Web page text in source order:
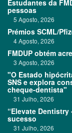
Estudantes da
pessoas
5 Agosto, 2026
Prémios SCML/
4 Agosto, 2026
FMDUP obtém
3 Agosto, 2026
"O Estado
SNS e explora
cheque-dentista"
31 Julho, 2026
“Elevate
sucesso
31 Julho, 2026